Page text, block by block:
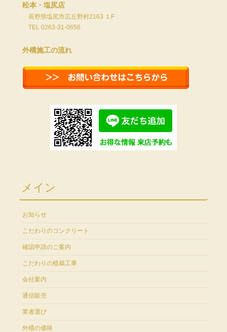
松本・塩尻店
長野県塩尻市広丘野村2163 １F
TEL 0263-31-0656
外構施工の流れ
メイン
お知らせ
こだわりのコンクリート
確認申請のご案内
こだわりの植栽工事
会社案内
通信販売
業者選び
外構の価格